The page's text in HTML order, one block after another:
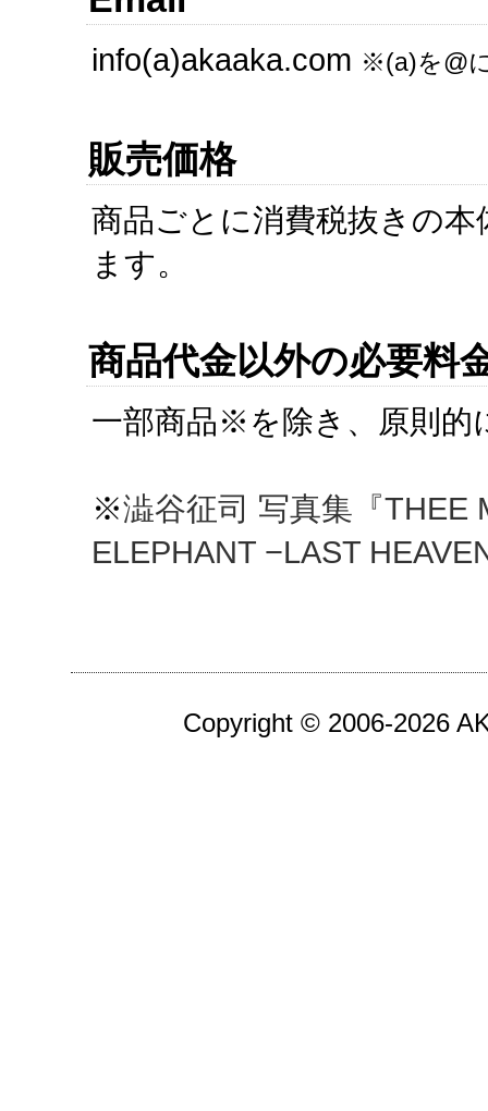
info(a)akaaka.com ※(a)を@
販売価格
商品ごとに消費税抜きの
ます。
商品代金以外の必要料
一部商品※を除き、原則的
※澁谷征司 写真集『THEE
ELEPHANT −LAST
Copyright © 2006-2026